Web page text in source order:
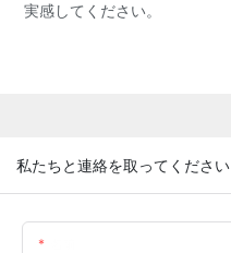
実感してください。
私たちと連絡を取ってください